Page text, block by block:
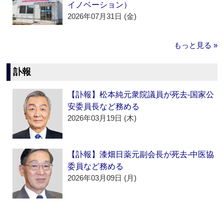
イノベーション）
2026年07月31日 (金)
もっと見る »
訃報
【訃報】松本純元衆院議員が死去‐国家公
安委員長など務める
2026年03月19日 (木)
【訃報】漆畑日薬元副会長が死去‐中医協
委員など務める
2026年03月09日 (月)